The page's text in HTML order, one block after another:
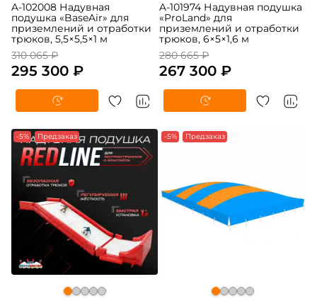
A-102008 Надувная
подушка «BaseAir» для
приземлений и отработки
трюков, 5,5×5,5×1 м
310 065 ₽
295 300 ₽
A-101974 Надувная подушка
«ProLand» для
приземлений и отработки
трюков, 6×5×1,6 м
280 665 ₽
267 300 ₽
-5% Предзаказ -5% Предзаказ